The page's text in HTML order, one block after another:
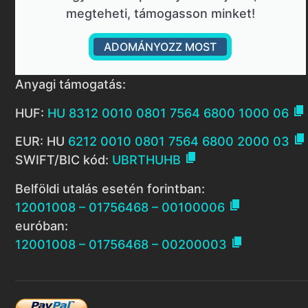
megteheti, támogasson minket!
ADOMÁNYOZZ MOST
Anyagi támogatás:
HUF: HU 8312 0010 0801 7564 6800 1000 06 
EUR: HU 6212 0010 0801 7564 6800 2000 03 
SWIFT/BIC kód: UBRTHUHB 
Belföldi utalás esetén forintban:
12001008 – 01756468 – 00100006 
euróban:
12001008 – 01756468 – 00200003 